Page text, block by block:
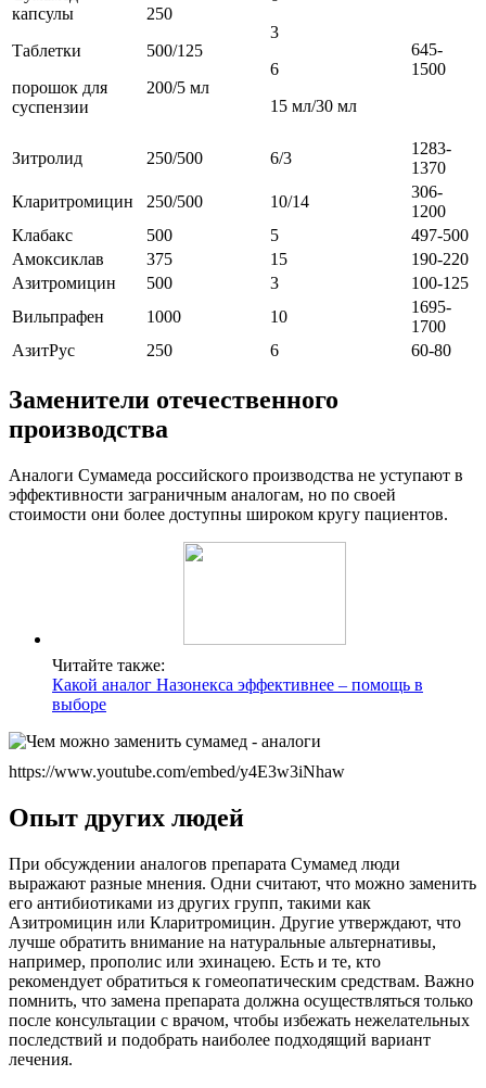
капсулы
Таблетки
порошок для
суспензии
250
500/125
200/5 мл
3
6
15 мл/30 мл
645-
1500
Зитролид 250/500 6/3
1283-
1370
Кларитромицин
250/500 10/14
306-
1200
Клабакс
500 5
497-500
Амоксиклав
375 15
190-220
Азитромицин
500 3
100-125
Вильпрафен
1000 10
1695-
1700
АзитРус
250 6 60-80
Заменители отечественного
производства
Аналоги Сумамеда российского производства не уступают в
эффективности заграничным аналогам, но по своей
стоимости они более доступны широком кругу пациентов.
Читайте также:
Какой аналог Назонекса эффективнее – помощь в
выборе
https://www.youtube.com/embed/y4E3w3iNhaw
Опыт других людей
При обсуждении аналогов препарата Сумамед люди
выражают разные мнения. Одни считают, что можно заменить
его антибиотиками из других групп, такими как
Азитромицин или Кларитромицин. Другие утверждают, что
лучше обратить внимание на натуральные альтернативы,
например, прополис или эхинацею. Есть и те, кто
рекомендует обратиться к гомеопатическим средствам. Важно
помнить, что замена препарата должна осуществляться только
после консультации с врачом, чтобы избежать нежелательных
последствий и подобрать наиболее подходящий вариант
лечения.